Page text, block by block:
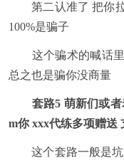
第二认准了 把你拉
100%是骗子
这个骗术的喊话里
总之也是骗你没商量
套路5 萌新们或
m你 xxx代练多项赠送
这个套路一般是坑